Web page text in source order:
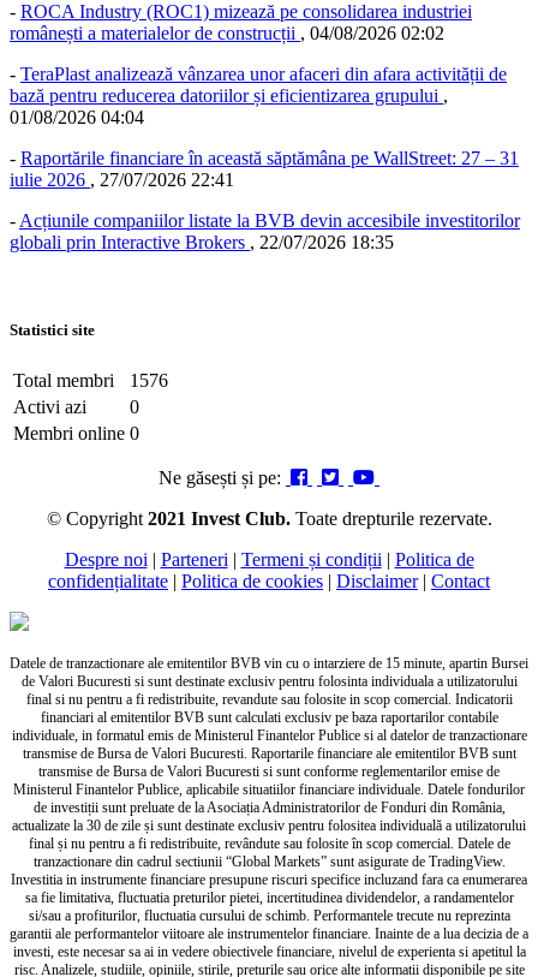
- ROCA Industry (ROC1) mizează pe consolidarea industriei
românești a materialelor de construcții , 04/08/2026 02:02
- TeraPlast analizează vânzarea unor afaceri din afara activității de
bază pentru reducerea datoriilor și eficientizarea grupului ,
01/08/2026 04:04
- Raportările financiare în această săptămâna pe WallStreet: 27 – 31
iulie 2026 , 27/07/2026 22:41
- Acțiunile companiilor listate la BVB devin accesibile investitorilor
globali prin Interactive Brokers , 22/07/2026 18:35
Statistici site
Total membri
1576
Activi azi
0
Membri online 0
Ne găsești și pe:
© Copyright 2021 Invest Club. Toate drepturile rezervate.
Despre noi | Parteneri | Termeni și condiții | Politica de
confidențialitate | Politica de cookies | Disclaimer| Contact
Datele de tranzactionare ale emitentilor BVB vin cu o intarziere de 15 minute, apartin Bursei
de Valori Bucuresti si sunt destinate exclusiv pentru folosinta individuala a utilizatorului
final si nu pentru a fi redistribuite, revandute sau folosite in scop comercial. Indicatorii
financiari al emitentilor BVB sunt calculati exclusiv pe baza raportarilor contabile
individuale, in formatul emis de Ministerul Finantelor Publice si al datelor de tranzactionare
transmise de Bursa de Valori Bucuresti. Raportarile financiare ale emitentilor BVB sunt
transmise de Bursa de Valori Bucuresti si sunt conforme reglementarilor emise de
Ministerul Finantelor Publice, aplicabile situatiilor financiare individuale. Datele fondurilor
de investiții sunt preluate de la Asociația Administratorilor de Fonduri din România,
actualizate la 30 de zile și sunt destinate exclusiv pentru folositea individuală a utilizatorului
final și nu pentru a fi redistribuite, revândute sau folosite în scop comercial. Datele de
tranzactionare din cadrul sectiunii “Global Markets” sunt asigurate de TradingView.
Investitia in instrumente financiare presupune riscuri specifice incluzand fara ca enumerarea
sa fie limitativa, fluctuatia preturilor pietei, incertitudinea dividendelor, a randamentelor
si/sau a profiturilor, fluctuatia cursului de schimb. Performantele trecute nu reprezinta
garantii ale performantelor viitoare ale instrumentelor financiare. Inainte de a lua decizia de a
investi, este necesar sa ai in vedere obiectivele financiare, nivelul de experienta si apetitul la
risc. Analizele, studiile, opiniile, stirile, preturile sau orice alte informatii disponibile pe site